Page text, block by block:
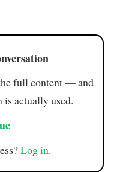
full content — and
is actually used.
Log in.